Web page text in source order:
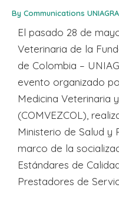
By Communications
El pasado 28 de
Veterinaria de la
de Colombia –
evento organizado
Medicina Veterinaria
(COMVEZCOL),
Ministerio de Salud y
marco de la
Estándares de
Prestadores de